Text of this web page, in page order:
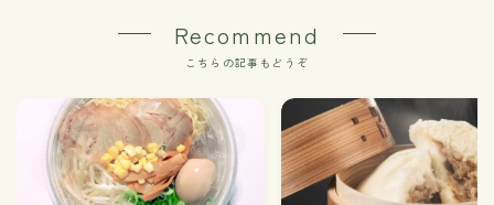
Recommend
こちらの記事もどうぞ